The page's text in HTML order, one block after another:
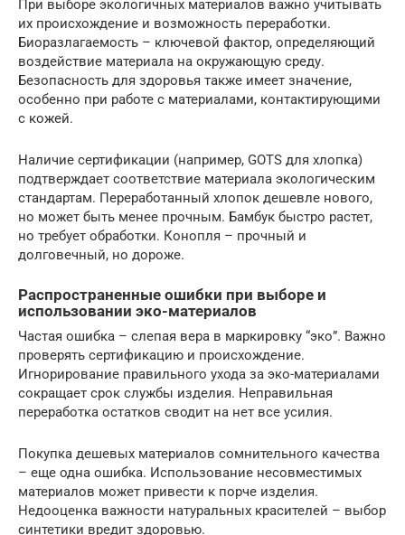
При выборе экологичных материалов важно учитывать
их происхождение и возможность переработки.
Биоразлагаемость – ключевой фактор, определяющий
воздействие материала на окружающую среду.
Безопасность для здоровья также имеет значение,
особенно при работе с материалами, контактирующими
с кожей.
Наличие сертификации (например, GOTS для хлопка)
подтверждает соответствие материала экологическим
стандартам. Переработанный хлопок дешевле нового,
но может быть менее прочным. Бамбук быстро растет,
но требует обработки. Конопля – прочный и
долговечный, но дороже.
Распространенные ошибки при выборе и
использовании эко-материалов
Частая ошибка – слепая вера в маркировку “эко”. Важно
проверять сертификацию и происхождение.
Игнорирование правильного ухода за эко-материалами
сокращает срок службы изделия. Неправильная
переработка остатков сводит на нет все усилия.
Покупка дешевых материалов сомнительного качества
– еще одна ошибка. Использование несовместимых
материалов может привести к порче изделия.
Недооценка важности натуральных красителей – выбор
синтетики вредит здоровью.